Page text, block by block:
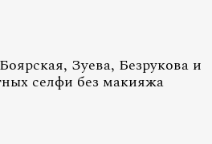
Зуева, Безрукова и
селфи без макияжа